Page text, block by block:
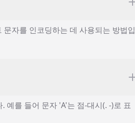
자를 인코딩하는 데 사용되는 방법입
예를 들어 문자 'A'는 점-대시(. -)로 표